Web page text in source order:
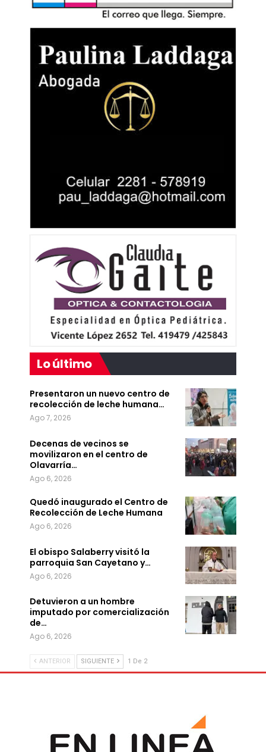
Lo último
Presentaron un nuevo centro de
recolección de leche humana…
Ago 7, 2026
Decenas de vecinos se
movilizaron en el centro de
Olavarría…
Ago 6, 2026
Quedó inaugurado el Centro de
Recolección de Leche Humana
Ago 6, 2026
El obispo Salaberry visitó la
parroquia San Cayetano y…
Ago 6, 2026
Detuvieron a un hombre
imputado por comercialización
de…
Ago 6, 2026
ANTERIOR SIGUIENTE 1 De 2